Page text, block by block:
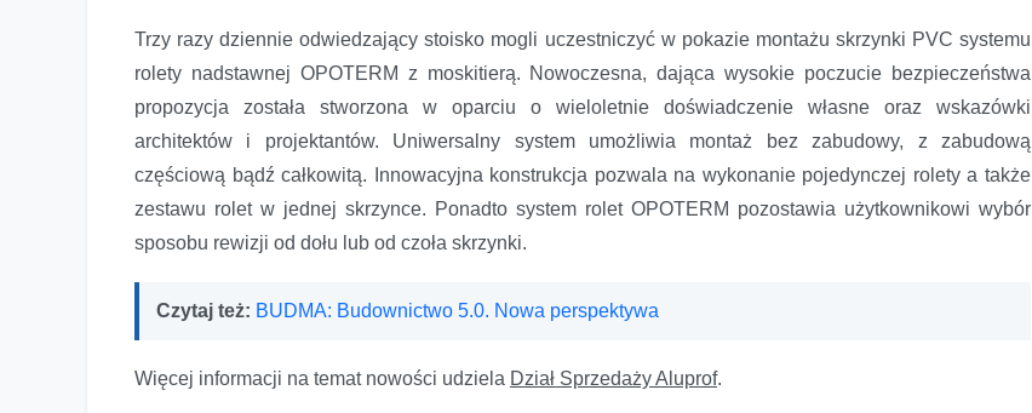
Trzy razy dziennie odwiedzający stoisko mogli uczestniczyć w pokazie montażu skrzynki PVC systemu
rolety nadstawnej OPOTERM z moskitierą. Nowoczesna, dająca wysokie poczucie bezpieczeństwa
propozycja została stworzona w oparciu o wieloletnie doświadczenie własne oraz wskazówki
architektów i projektantów. Uniwersalny system umożliwia montaż bez zabudowy, z zabudową
częściową bądź całkowitą. Innowacyjna konstrukcja pozwala na wykonanie pojedynczej rolety a także
zestawu rolet w jednej skrzynce. Ponadto system rolet OPOTERM pozostawia użytkownikowi wybór
sposobu rewizji od dołu lub od czoła skrzynki.
Czytaj też: BUDMA: Budownictwo 5.0. Nowa perspektywa
Więcej informacji na temat nowości udziela Dział Sprzedaży Aluprof.